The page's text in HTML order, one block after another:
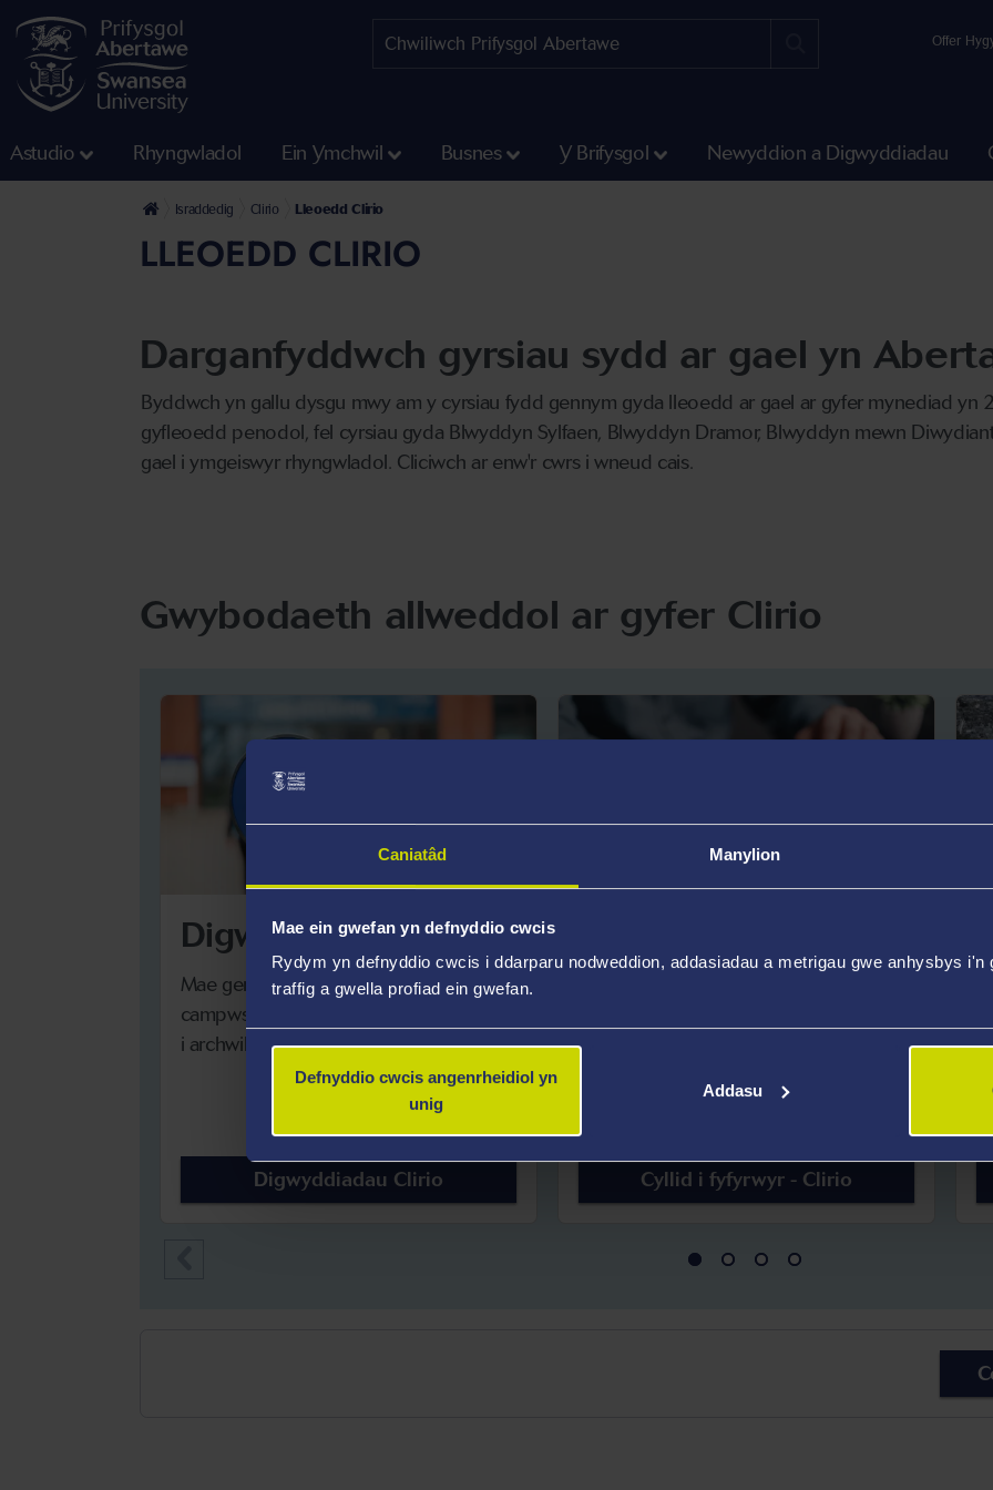
Caniatâd Manylion
Mae ein gwefan yn defnyddio cwcis
Rydym yn defnyddio cwcis i ddarparu nodweddion, addasiadau a metrigau gwe anhysbys i'n
traffig a gwella profiad ein gwefan.
Defnyddio cwcis angenrheidiol yn
unig
Addasu
Offer
Astudio Rhyngwladol Ein Ymchwil Busnes Y Brifysgol Newyddion a Digwyddiadau
Israddedig Clirio Lleoedd Clirio
LLEOEDD CLIRIO
Darganfyddwch gyrsiau sydd ar gael yn
Byddwch yn gallu dysgu mwy am y cyrsiau fydd gennym gyda lleoedd ar gael ar gyfer mynediad
gyfleoedd penodol, fel cyrsiau gyda Blwyddyn Sylfaen, Blwyddyn Dramor, Blwyddyn mewn
gael i ymgeiswyr rhyngwladol. Cliciwch ar enw'r cwrs i wneud cais.
Gwybodaeth allweddol ar gyfer Clirio
Digwyddiadau
Mae gennym Ddiwrnodau Agored ar y
campws a gweminarau ar-lein i'ch helpu
i archwilio astudio yn Abertawe.
Digwyddiadau Clirio
canllaw.
Cyllid i fyfyrwyr - Clirio